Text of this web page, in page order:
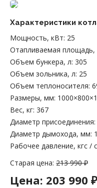
Характеристики
Мощность, кВт: 25
Отапливаемая площадь,
Объем бункера, л: 305
Объем зольника, л: 25
Объем теплоносителя:
Размеры, мм:
Вес, кг: 367
Диаметр присоединения:
Диаметр дымохода, мм:
Рабочее давление, кгс /
Старая цена: 213 990 ₽
Цена: 203 990 ₽